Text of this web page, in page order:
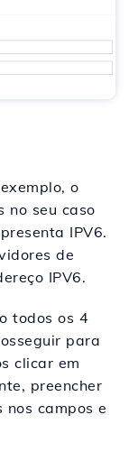
o
no seu caso
IPV6.
de
IPV6.
todos os 4
para
clicar em
preencher
nos campos e